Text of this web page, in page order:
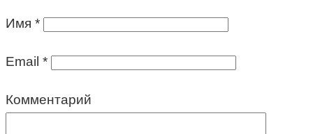
Имя *
Email *
Комментарий